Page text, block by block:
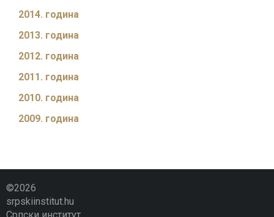
2014. година
2013. година
2012. година
2011. година
2010. година
2009. година
©2026
srpskiinstitut.hu